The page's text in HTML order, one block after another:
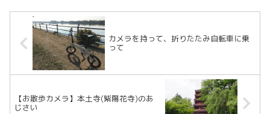
カメラを持って、折りたたみ自転車に乗
って
【お散歩カメラ】本土寺(紫陽花寺)のあ
じさい